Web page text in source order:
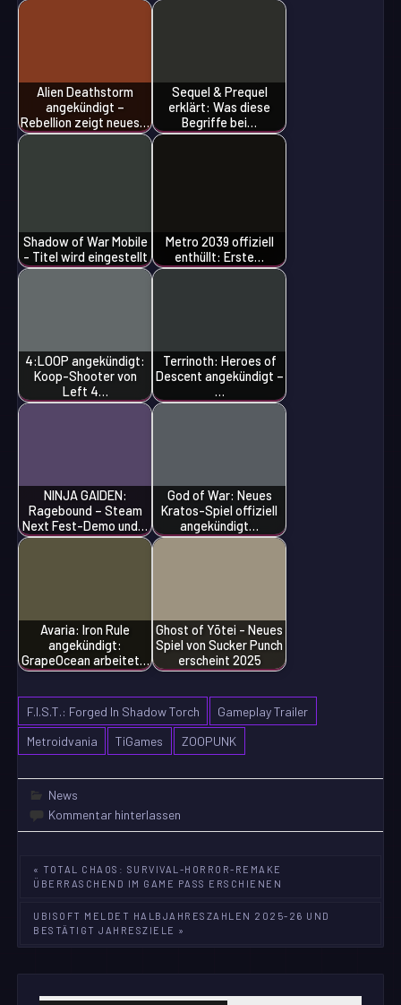
Alien Deathstorm
angekündigt –
Rebellion zeigt neues…
Sequel & Prequel
erklärt: Was diese
Begriffe bei…
Shadow of War Mobile
- Titel wird eingestellt
Metro 2039 offiziell
enthüllt: Erste…
4:LOOP angekündigt:
Koop-Shooter von
Left 4…
Terrinoth: Heroes of
Descent angekündigt –
…
NINJA GAIDEN:
Ragebound – Steam
Next Fest-Demo und…
God of War: Neues
Kratos-Spiel offiziell
angekündigt…
Avaria: Iron Rule
angekündigt:
GrapeOcean arbeitet…
Ghost of Yōtei - Neues
Spiel von Sucker Punch
erscheint 2025
F.I.S.T.: Forged In Shadow Torch
Gameplay Trailer
Metroidvania
TiGames ZOOPUNK
News
Kommentar hinterlassen
Beitragsnavigation
« TOTAL CHAOS: SURVIVAL-HORROR-REMAKE
ÜBERRASCHEND IM GAME PASS ERSCHIENEN
UBISOFT MELDET HALBJAHRESZAHLEN 2025-26 UND
BESTÄTIGT JAHRESZIELE »